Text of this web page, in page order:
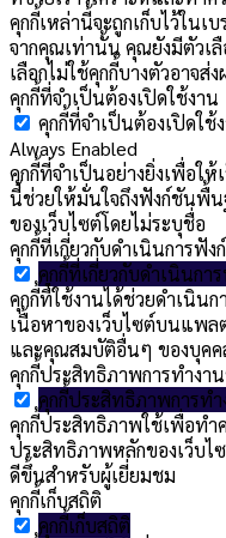
คุกกี้เหล่านี้จะถูกเก็บไว้ในเ
จากคุณเท่านั้น คุณยังมีตัวเลื
เลือกไม่ใช้คุกกี้บางตัวอาจ
คุกกี้ที่จำเป็นต้องเปิดใช้งาน
คุกกี้ที่จำเป็นต้องเปิดใช้
Always Enabled
คุกกี้ที่จำเป็นอย่างยิ่งเพื่อให้
นี้ช่วยให้มั่นใจถึงฟังก์ชันพื้
ของเว็บไซต์โดยไม่ระบุชื่อ
คุกกี้ที่เกี่ยวกับดำเนินการฟัง
คุกกี้ที่เกี่ยวกับดำเนินกา
คุกกี้ที่ใช้งานได้ช่วยดำเนิน
เนื้อหาของเว็บไซต์บนแพล
และคุณสมบัติอื่นๆ ของบุคค
คุกกี้ประสิทธิภาพการทำงา
คุกกี้ประสิทธิภาพการทำ
คุกกี้ประสิทธิภาพใช้เพื่อทำ
ประสิทธิภาพหลักของเว็บไ
ดีขึ้นสำหรับผู้เยี่ยมชม
คุกกี้เก็บสถิติ
คุกกี้เก็บสถิติ